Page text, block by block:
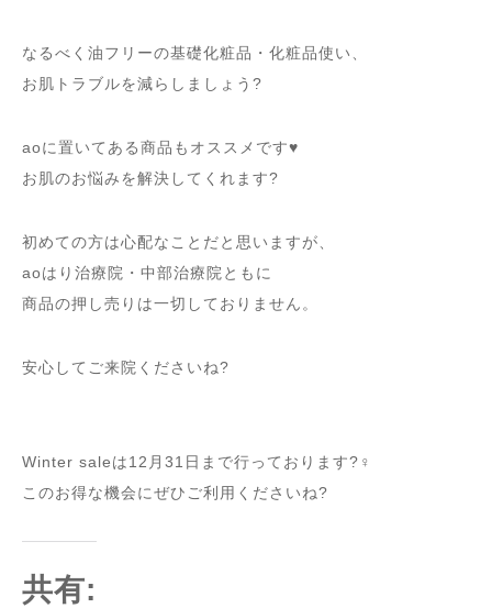
なるべく油フリーの基礎化粧品・化粧品使い、
お肌トラブルを減らしましょう?
aoに置いてある商品もオススメです♥️
お肌のお悩みを解決してくれます?
初めての方は心配なことだと思いますが、
aoはり治療院・中部治療院ともに
商品の押し売りは一切しておりません。
安心してご来院くださいね?
Winter saleは12月31日まで行っております?‍♀️
このお得な機会にぜひご利用くださいね?
共有: